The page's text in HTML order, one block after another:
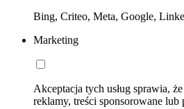
Bing, Criteo, Meta, Google,
Marketing
Akceptacja tych usług sprawia,
reklamy, treści sponsorowane lub